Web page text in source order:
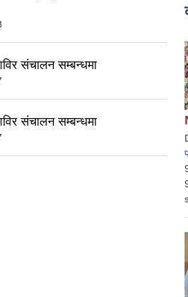
संचालन सम्बन्धमा
संचालन सम्बन्धमा